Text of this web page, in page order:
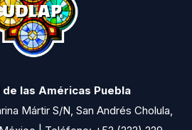
las Américas Puebla
Mártir S/N, San Andrés Cholula,